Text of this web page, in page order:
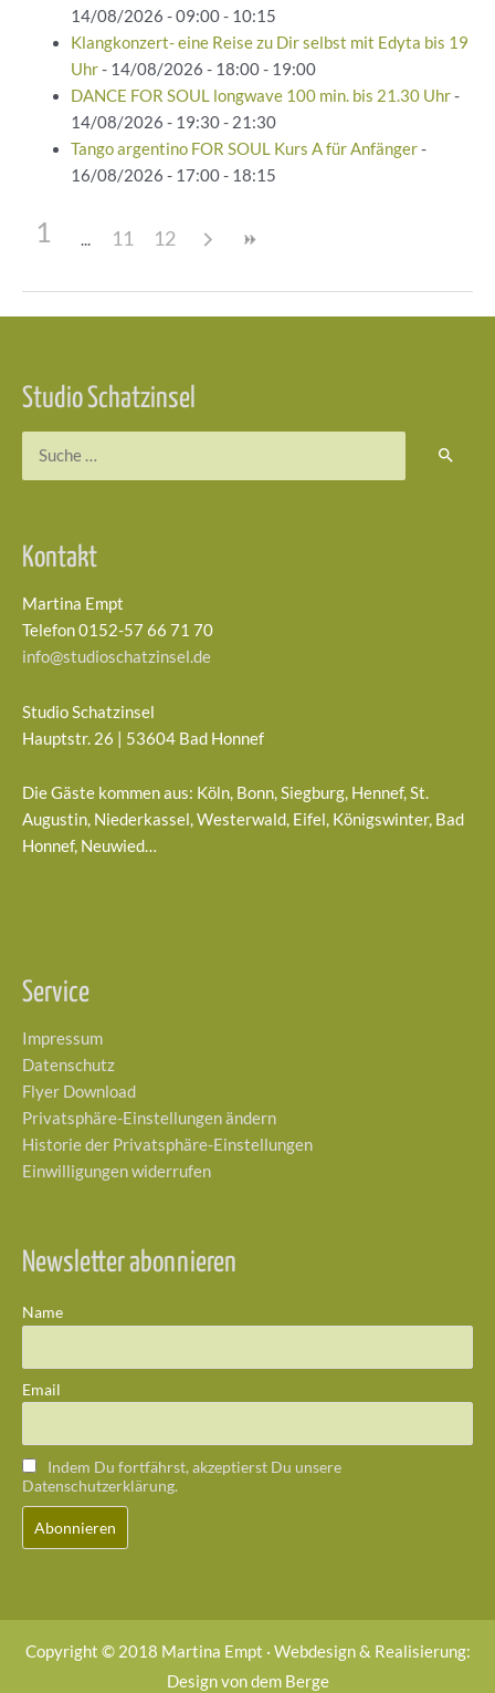
14/08/2026 - 09:00 - 10:15
Klangkonzert- eine Reise zu Dir selbst mit Edyta bis 19
Uhr- 14/08/2026 - 18:00 - 19:00
DANCE FOR SOUL longwave 100 min. bis 21.30 Uhr-
14/08/2026 - 19:30 - 21:30
Tango argentino FOR SOUL Kurs A für Anfänger-
16/08/2026 - 17:00 - 18:15
1 11 12
Studio Schatzinsel
Kontakt
Martina Empt
Telefon 0152-57 66 71 70
info@studioschatzinsel.de
Studio Schatzinsel
Hauptstr. 26 | 53604 Bad Honnef
Die Gäste kommen aus: Köln, Bonn, Siegburg, Hennef, St.
Augustin, Niederkassel, Westerwald, Eifel, Königswinter, Bad
Honnef, Neuwied…
Service
Impressum
Datenschutz
Flyer Download
Privatsphäre-Einstellungen ändern
Historie der Privatsphäre-Einstellungen
Einwilligungen widerrufen
Newsletter abonnieren
Name
Email
Indem Du fortfährst, akzeptierst Du unsere
Datenschutzerklärung.
Copyright © 2018 Martina Empt · Webdesign & Realisierung:
Design von dem Berge